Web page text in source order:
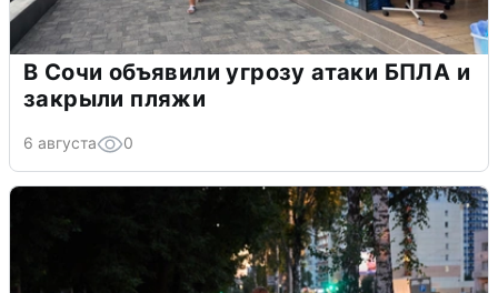
В Сочи объявили угрозу атаки БПЛА и
закрыли пляжи
6 августа 0